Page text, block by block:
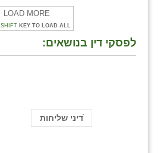
LOAD MORE
SHIFT KEY TO LOAD ALL
לפסקי דין בנושאים:
ֿדיני שליחות